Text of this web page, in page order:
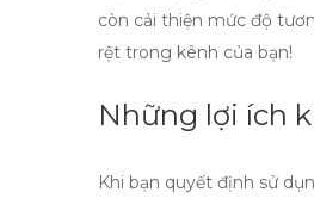
còn cải thiện mức độ
rệt trong kênh của bạn!
Những lợi ích
Khi bạn quyết định sử